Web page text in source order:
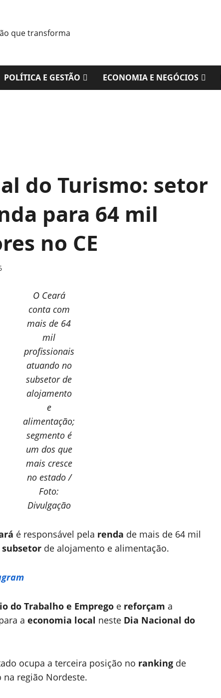
POLÍTICA E GESTÃO ECONOMIA E NEGÓCIOS
do Turismo: setor
para 64 mil
no CE
O Ceará
conta com
mais de 64
mil
profissionais
atuando no
subsetor de
alojamento
e
alimentação;
segmento é
um dos que
mais cresce
no estado /
Foto:
Divulgação
é responsável pela renda de mais de 64 mil
subsetor de alojamento e alimentação.
do Trabalho e Empregoe reforçam a
a economia local neste Dia Nacional do
ocupa a terceira posição no ranking de
na região Nordeste.